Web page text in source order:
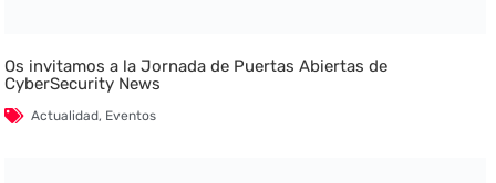
Os invitamos a la Jornada de Puertas Abiertas de
CyberSecurity News
Actualidad, Eventos